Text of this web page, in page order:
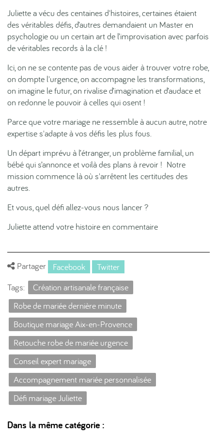
Juliette a vécu des centaines d'histoires, certaines étaient
des véritables défis, d’autres demandaient un Master en
psychologie ou un certain art de l’improvisation avec parfois
de véritables records à la clé !
Ici, on ne se contente pas de vous aider à trouver votre robe,
on dompte l'urgence, on accompagne les transformations,
on imagine le futur, on rivalise d’imagination et d’audace et
on redonne le pouvoir à celles qui osent !
Parce que votre mariage ne ressemble à aucun autre, notre
expertise s'adapte à vos défis les plus fous.
Un départ imprévu à l’étranger, un problème familial, un
bébé qui s’annonce et voilà des plans à revoir ! Notre
mission commence là où s'arrêtent les certitudes des
autres.
Et vous, quel défi allez-vous nous lancer ?
Juliette attend votre histoire en commentaire
Partager Facebook
Twitter
Tags:
Création artisanale française
Robe de mariée dernière minute
Boutique mariage Aix-en-Provence
Retouche robe de mariée urgence
Conseil expert mariage
Accompagnement mariée personnalisée
Défi mariage Juliette
Dans la même catégorie :